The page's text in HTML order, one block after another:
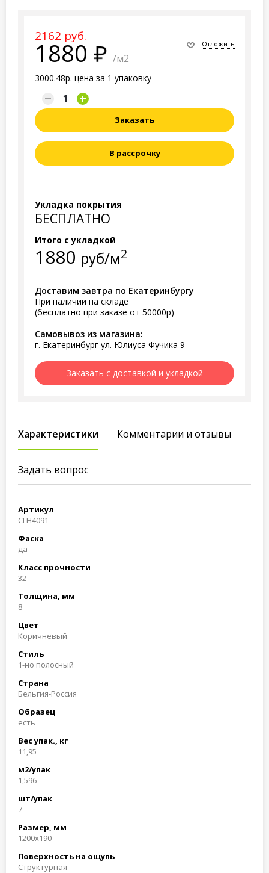
2162 руб.
1880 /м2
3000.48р. цена за 1 упаковку
Отложить
Заказать
В рассрочку
Укладка покрытия
БЕСПЛАТНО
Итого с укладкой
1880 руб/м2
Доставим завтра по Екатеринбургу
При наличии на складе
(бесплатно при заказе от 50000р)
Самовывоз из магазина:
г. Екатеринбург ул. Юлиуса Фучика 9
Заказать с доставкой и укладкой
Характеристики Комментарии и отзывы
Задать вопрос
Артикул
CLH4091
Фаска
да
Класс прочности
32
Толщина, мм
8
Цвет
Коричневый
Стиль
1-но полосный
Страна
Бельгия-Россия
Образец
есть
Вес упак., кг
11,95
м2/упак
1,596
шт/упак
7
Размер, мм
1200x190
Поверхность на ощупь
Структурная